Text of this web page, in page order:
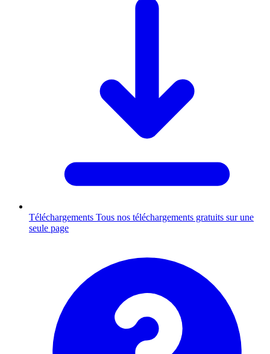
Téléchargements Tous nos téléchargements gratuits sur une
seule page